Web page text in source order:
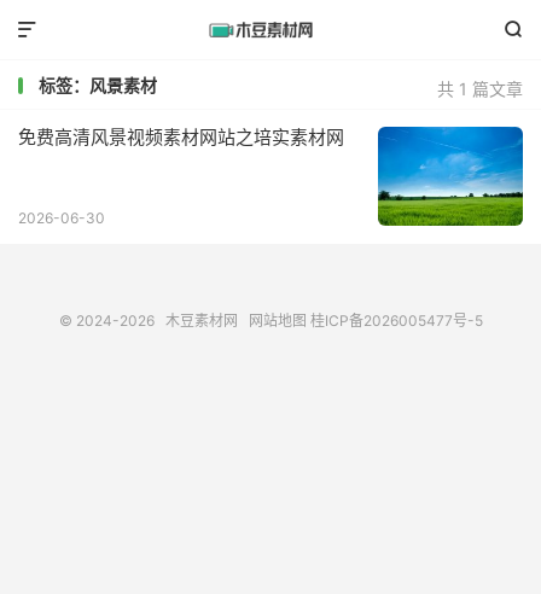


共 1 篇文章
标签：风景素材
免费高清风景视频素材网站之培实素材网
2026-06-30
© 2024-2026 木豆素材网 网站地图 桂ICP备2026005477号-5